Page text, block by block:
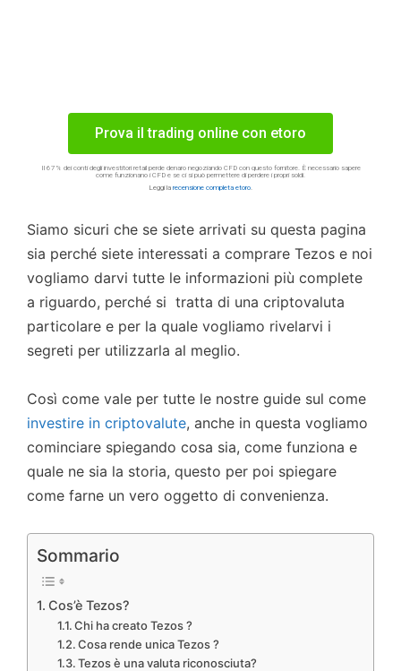
Prova il trading online con etoro
Il 67% dei conti degli investitori retail perde denaro negoziando CFD con questo fornitore. È necessario sapere
come funzionano i CFD e se ci si può permettere di perdere i propri soldi.
Leggi la recensione completa etoro.
Siamo sicuri che se siete arrivati su questa pagina
sia perché siete interessati a comprare Tezos e noi
vogliamo darvi tutte le informazioni più complete
a riguardo, perché si tratta di una criptovaluta
particolare e per la quale vogliamo rivelarvi i
segreti per utilizzarla al meglio.
Così come vale per tutte le nostre guide sul come
investire in criptovalute, anche in questa vogliamo
cominciare spiegando cosa sia, come funziona e
quale ne sia la storia, questo per poi spiegare
come farne un vero oggetto di convenienza.
Sommario
Cos’è Tezos?
Chi ha creato Tezos ?
Cosa rende unica Tezos ?
Tezos è una valuta riconosciuta?